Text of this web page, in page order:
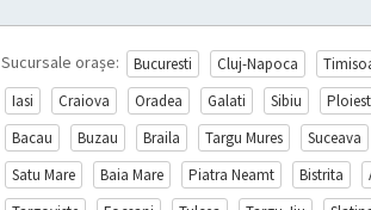
Sucursale orașe: Bucuresti Cluj-Napoca
Iasi
Craiova Oradea Galati Sibiu
Bacau
Buzau Braila Targu Mures Suceava
Satu Mare
Baia Mare Piatra Neamt Bistrita